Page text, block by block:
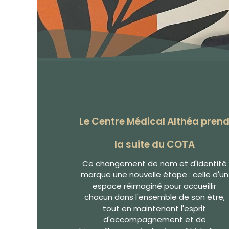
Le Centre Médical Althéa prend
la suite du COTA
Ce changement de nom et d'identité
marque une nouvelle étape : celle d'un
espace réimaginé pour accueillir
chacun dans l'ensemble de son être,
tout en maintenant l'esprit
d'accompagnement et de